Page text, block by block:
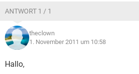
ANTWORT 1 / 1
theclown
1. November 2011 um 10:58
Hallo,